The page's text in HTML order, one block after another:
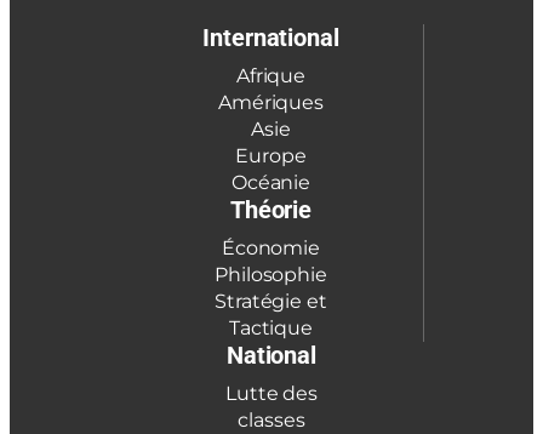
International
Afrique
Amériques
Asie
Europe
Océanie
Théorie
Économie
Philosophie
Stratégie et
Tactique
National
Lutte des
classes